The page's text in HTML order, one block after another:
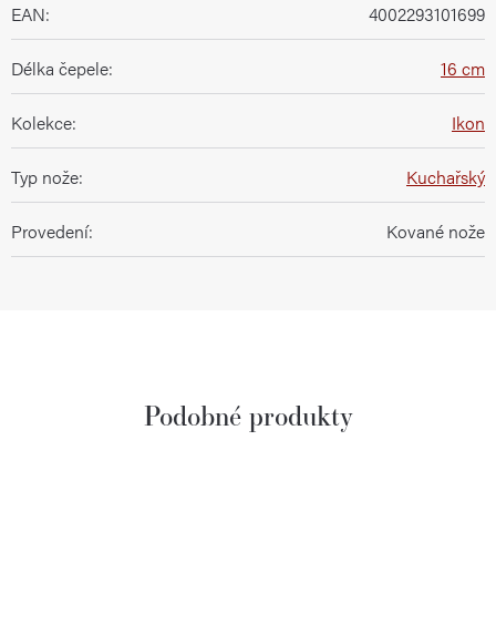
EAN: 4002293101699
Délka čepele: 16 cm
Kolekce: Ikon
Typ nože: Kuchařský
Provedení: Kované nože